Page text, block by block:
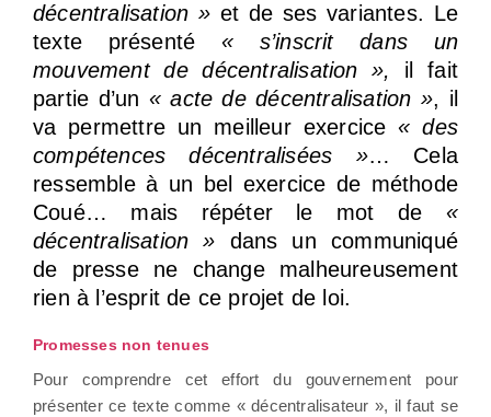
décentralisation » et de ses variantes. Le
texte présenté « s’inscrit dans un
mouvement de décentralisation »,
il fait
partie d’un « acte de décentralisation », il
va permettre un meilleur exercice« des
compétences décentralisées »… Cela
ressemble à un bel exercice de méthode
Coué… mais répéter le mot de «
décentralisation » dans un communiqué
de presse ne change malheureusement
rien à l’esprit de ce projet de loi.
Promesses non tenues
Pour comprendre cet effort du gouvernement pour
présenter ce texte comme « décentralisateur », il faut se